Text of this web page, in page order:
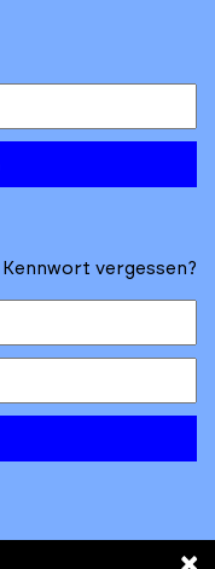
Kennwort vergessen?